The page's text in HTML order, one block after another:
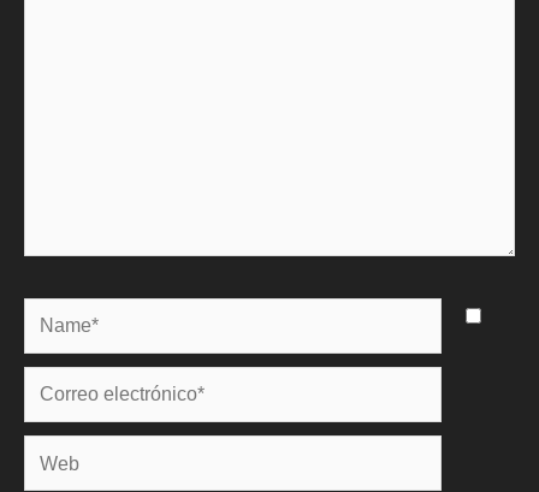
Name*
Correo
electrónico*
Web